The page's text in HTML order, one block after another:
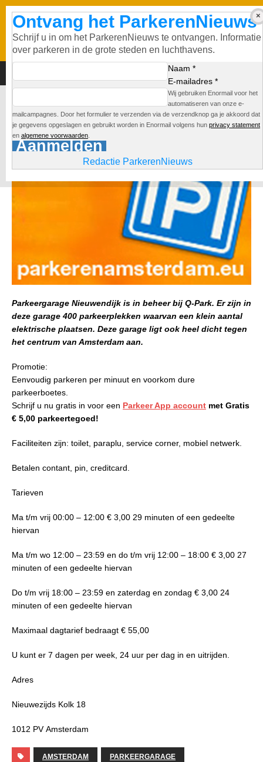
Parkeergarage Nieuwendijk
Redactie
Parkeergarage Nieuwendijk is in beheer bij Q-Park. Er zijn in
deze garage 400 parkeerplekken waarvan een klein aantal
elektrische plaatsen. Deze garage ligt ook heel dicht tegen
het centrum van Amsterdam aan.
Promotie:
Eenvoudig parkeren per minuut en voorkom dure
parkeerboetes.
Schrijf u nu gratis in voor een Parkeer App account met Gratis
€ 5,00 parkeertegoed!
Faciliteiten zijn: toilet, paraplu, service corner, mobiel netwerk.
Betalen contant, pin, creditcard.
Tarieven
Ma t/m vrij 00:00 – 12:00 € 3,00 29 minuten of een gedeelte
hiervan
Ma t/m wo 12:00 – 23:59 en do t/m vrij 12:00 – 18:00 € 3,00 27
minuten of een gedeelte hiervan
Do t/m vrij 18:00 – 23:59 en zaterdag en zondag € 3,00 24
minuten of een gedeelte hiervan
Maximaal dagtarief bedraagt € 55,00
U kunt er 7 dagen per week, 24 uur per dag in en uitrijden.
Adres
Nieuwezijds Kolk 18
1012 PV Amsterdam
AMSTERDAM PARKEERGARAGE
Ontvang het ParkerenNieuws
Schrijf u in om het ParkerenNieuws te ontvangen. Informatie
over parkeren in de grote steden en luchthavens.
Naam *
E-mailadres *
Wij gebruiken Enormail voor het
automatiseren van onze e-
mailcampagnes. Door het formulier te verzenden via de verzendknop ga je akkoord dat
je gegevens opgeslagen en gebruikt worden in Enormail volgens hun privacy statement
en algemene voorwaarden
Aanmelden
Redactie ParkerenNieuws